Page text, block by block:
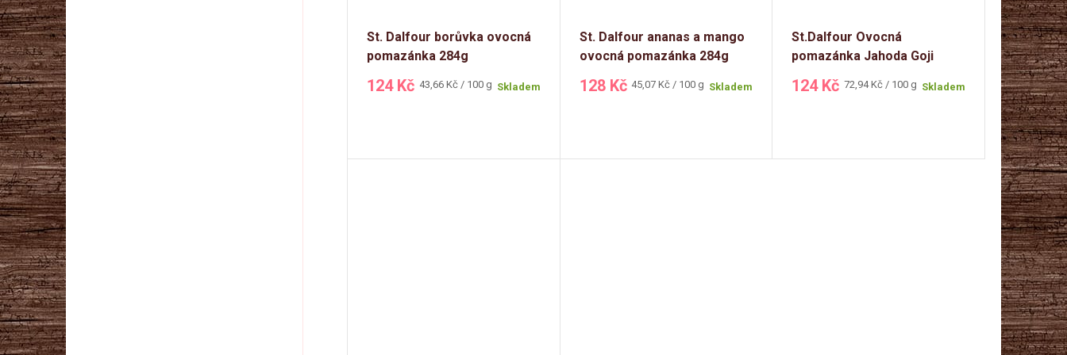
St. Dalfour borůvka ovocná
pomazánka 284g
124 Kč Měrná
43,66 Kč / 100 g Skladem
St. Dalfour ananas a mango
ovocná pomazánka 284g
128 Kč Měrná
45,07 Kč / 100 g Skladem
St.Dalfour Ovocná
pomazánka Jahoda Goji
124 Kč Měrná
72,94 Kč / 100 g Skladem